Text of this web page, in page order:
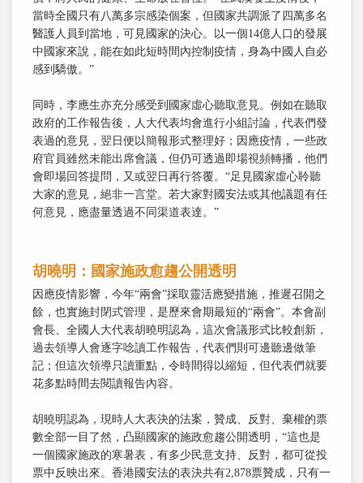
當時全國只有八萬多宗感染個案，但國家共調派了四萬多名
醫護人員到當地，可見國家的決心。以一個14億人口的發展
中國家來說，能在如此短時間內控制疫情，身為中國人自必
感到驕傲。”
同時，李應生亦充分感受到國家虛心聽取意見。例如在聽取
政府的工作報告後，人大代表均會進行小組討論，代表們發
表過的意見，翌日便以簡報形式整理好；因應疫情，一些政
府官員雖然未能出席會議，但仍可透過即場視頻轉播，他們
會即場回答提問，又或翌日再行答覆。“足見國家虛心聆聽
大家的意見，絕非一言堂。若大家對國安法或其他議題有任
何意見，應盡量透過不同渠道表達。”
胡曉明：國家施政愈趨公開透明
因應疫情影響，今年“兩會”採取靈活應變措施，推遲召開之
餘，也實施封閉式管理，是歷來會期最短的“兩會”。本會副
會長、全國人大代表胡曉明認為，這次會議形式比較創新，
過去領導人會逐字唸讀工作報告，代表們則可邊聽邊做筆
記；但這次領導只讀重點，令時間得以縮短，但代表們就要
花多點時間去閱讀報告內容。
胡曉明認為，現時人大表決的法案，贊成、反對、棄權的票
數全部一目了然，凸顯國家的施政愈趨公開透明，“這也是
一個國家施政的寒暑表，有多少民意支持、反對，都可從投
票中反映出來。香港國安法的表決共有2,878票贊成，只有一